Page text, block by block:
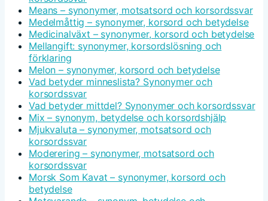
Means – synonymer, motsatsord och korsordssvar
Medelmåttig – synonymer, korsord och betydelse
Medicinalväxt – synonymer, korsord och betydelse
Mellangift: synonymer, korsordslösning och
förklaring
Melon – synonymer, korsord och betydelse
Vad betyder minneslista? Synonymer och
korsordssvar
Vad betyder mittdel? Synonymer och korsordssvar
Mix – synonym, betydelse och korsordshjälp
Mjukvaluta – synonymer, motsatsord och
korsordssvar
Moderering – synonymer, motsatsord och
korsordssvar
Morsk Som Kavat – synonymer, korsord och
betydelse